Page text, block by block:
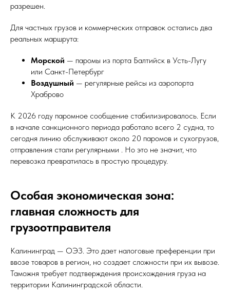
разрешен.
Для частных грузов и коммерческих отправок остались два
реальных маршрута:
Морской — паромы из порта Балтийск в Усть-Лугу
или Санкт-Петербург
Воздушный — регулярные рейсы из аэропорта
Храброво
К 2026 году паромное сообщение стабилизировалось. Если
в начале санкционного периода работало всего 2 судна, то
сегодня линию обслуживают около 20 паромов и сухогрузов,
отправления стали регулярными . Но это не значит, что
перевозка превратилась в простую процедуру.
Особая экономическая зона:
главная сложность для
грузоотправителя
Калининград — ОЭЗ. Это дает налоговые преференции при
ввозе товаров в регион, но создает сложности при их вывозе.
Таможня требует подтверждения происхождения груза на
территории Калининградской области.